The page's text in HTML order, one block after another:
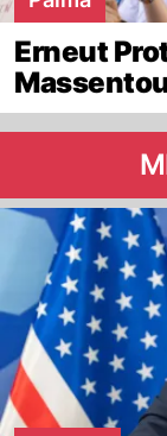
Erneut